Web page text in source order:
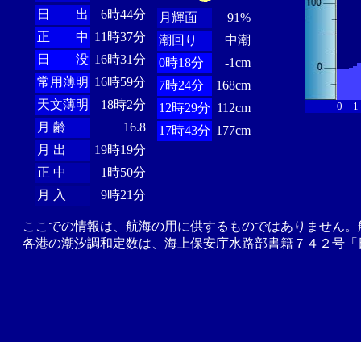
日 出
6時44分
正 中 11時37分
日 没 16時31分
常用薄明 16時59分
天文薄明
18時2分
月 齢
16.8
月 出
19時19分
正 中
1時50分
月 入
9時21分
月輝面
91%
潮回り
中潮
0時18分
-1cm
7時24分
168cm
12時29分 112cm
17時43分 177cm
0 1
ここでの情報は、航海の用に供するものではありません
各港の潮汐調和定数は、海上保安庁水路部書籍７４２号